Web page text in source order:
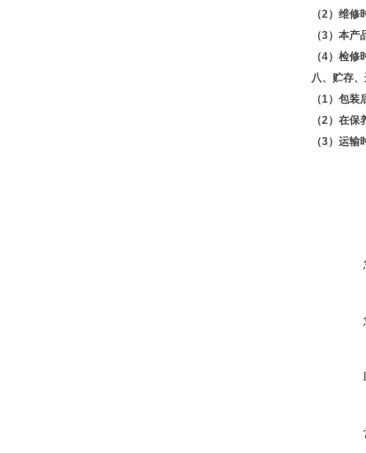
（2）维
（3）本
（4）检
八、贮存
（1）包
（2）在
（3）运输